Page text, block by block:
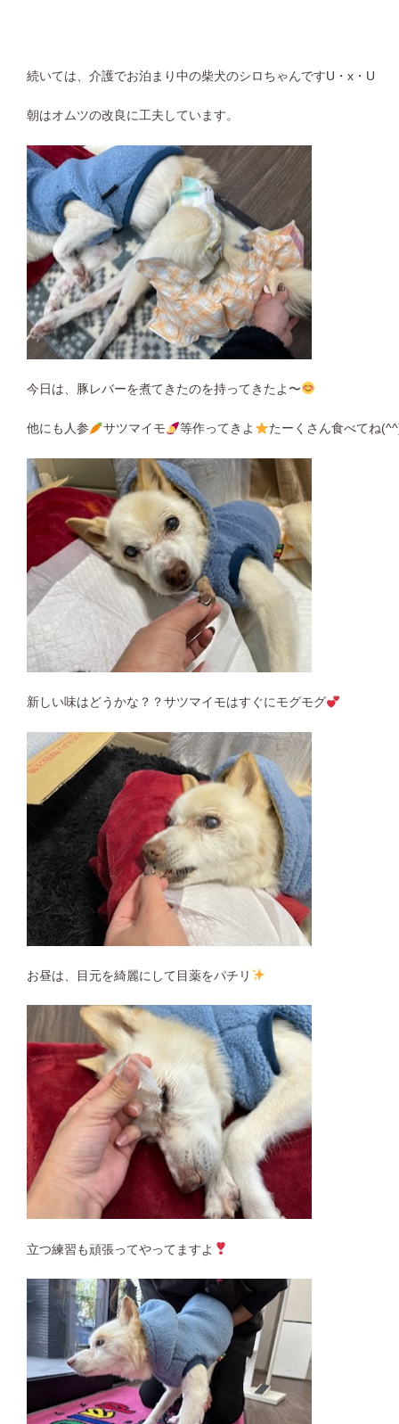
続いては、介護でお泊まり中の柴犬のシロちゃんですU・x・U
朝はオムツの改良に工夫しています。
今日は、豚レバーを煮てきたのを持ってきたよ〜
他にも人参 サツマイモ 等作ってきよ たーくさん食べてね
新しい味はどうかな？？サツマイモはすぐにモグモグ
お昼は、目元を綺麗にして目薬をパチリ
立つ練習も頑張ってやってますよ